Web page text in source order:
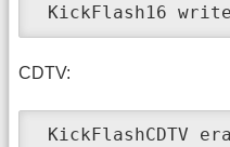
KickFlash16
CDTV:
KickFlashCDTV